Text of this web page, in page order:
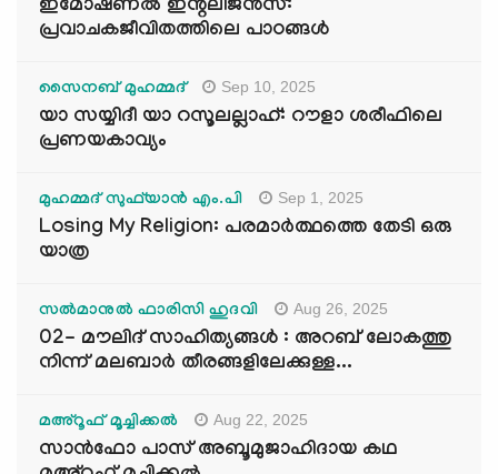
ഇമോഷണൽ ഇന്റലിജൻസ്:
പ്രവാചകജീവിതത്തിലെ പാഠങ്ങൾ
സൈനബ് മുഹമ്മദ് Sep 10, 2025
യാ സയ്യിദീ യാ റസൂലല്ലാഹ്: റൗളാ ശരീഫിലെ
പ്രണയകാവ്യം
മുഹമ്മദ് സുഫ്‌യാൻ എം.പി Sep 1, 2025
Losing My Religion: പരമാർത്ഥത്തെ തേടി ഒരു
യാത്ര
സൽമാനുൽ ഫാരിസി ഹുദവി Aug 26, 2025
02- മൗലിദ് സാഹിത്യങ്ങൾ : അറബ് ലോകത്തു
നിന്ന് മലബാർ തീരങ്ങളിലേക്കുള്ള...
മഅ്റൂഫ് മൂച്ചിക്കല്‍ Aug 22, 2025
സാൻഫോ പാസ് അബൂമുജാഹിദായ കഥ